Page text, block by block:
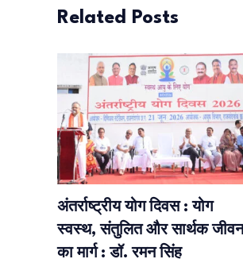
Related Posts
अंतर्राष्ट्रीय योग दिवस : योग
स्वस्थ, संतुलित और सार्थक जीवन
का मार्ग : डॉ. रमन सिंह